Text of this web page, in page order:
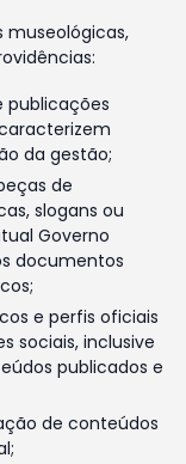
museológicas,
publicações
da gestão;
de
slogans ou
Governo
documentos
e perfis oficiais
sociais, inclusive
publicados e
de conteúdos